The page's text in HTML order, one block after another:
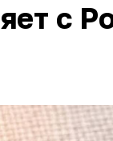
с